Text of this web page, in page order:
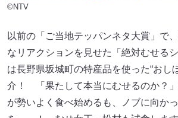
©NTV
以前の「ご当地テッパンネタ大賞」で
なリアクションを見せた「絶対むせる
は長野県坂城町の特産品を使った“おし
介！ 「果たして本当にむせるのか？
が勢いよく食べ始めるも、ノブに向か